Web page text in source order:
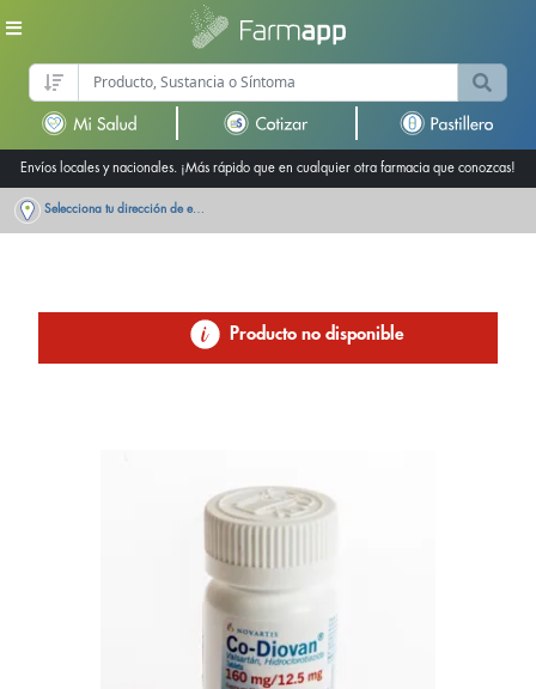
Envíos locales y nacionales. ¡Más rápido que en cualquier otra farmacia que conozcas!
Selecciona tu dirección de entrega
Producto no disponible